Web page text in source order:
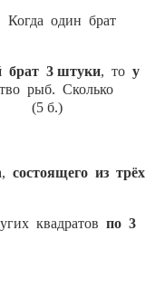
Когда один брат
брат 3 штуки, то у
рыб. Сколько
(5 б.)
состоящего из трёх
квадратов по 3